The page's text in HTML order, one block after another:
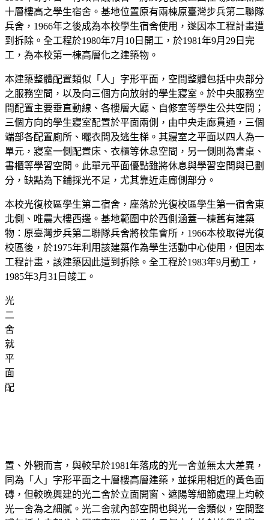
十層樓高之學生宿舍。基地位置原有兩棟原臺灣步兵第二聯隊
兵舍，1966年之後成為本校學生宿舍使用，遂因本工程計畫遭
到拆除。全工程於1980年7月10日開工，於1981年9月29日完
工，為本校第一棟高層化之建築物。
本建築整體配置類似「人」字形平面，空間整體包括中央部分
之服務空間，以及向三個方向放射的學生寢室。於中央服務空
間配置主要垂直動線、各樓層大廳、自修室等學生公共空間；
三個方向的學生寢室配置於平面兩側，由中央走廊貫通，三個
端部各配置廁所、曬衣間及逃生梯。其寢室之平面以四人為一
單元，寢室一側配置床、衣櫃等休息空間，另一側則為書桌、
書櫃等學習空間。此單元平面優點雖將休息與學習空間與已劃
分，缺點為下鋪採光不足，尤其靠近走廊側部分。
本校光復校區學生第二宿舍，座落於光復校區學生第一宿舍東
北側、唯農大樓西邊。基地範圍中於西側涵蓋一棟舊有建築
物：原臺灣步兵第二聯隊兵舍將校集會所，1966本校取得光復
校區後，於1975年利用該建築作為學生活動中心使用，但因本
工程計畫，該建築因此遭到拆除。全工程於1983年9月動工，
1985年3月31日竣工。
光
二
舍
就
平
面
配
置、外觀而言，與較早於1981年落成的光一舍並無太大差異，
同為「人」字形平面之十層樓高層建築，並採用相近的黃色面
磚，但較晚興建的光二舍於立面開窗、遮陽等細節處理上均較
光一舍為之細膩。光二舍就內部空間也與光一舍類似，空間整